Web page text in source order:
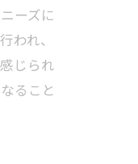
ーズに
れ、
じられ
ること